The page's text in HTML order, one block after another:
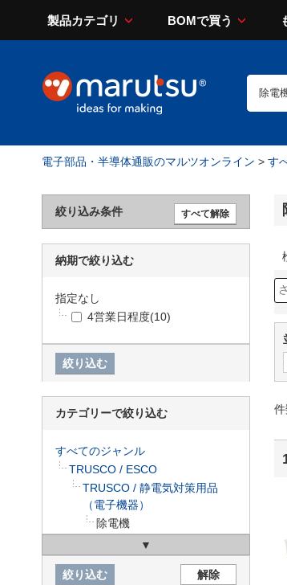
製品カテゴリ BOMで買う
電子部品・半導体通販のマルツオンライン > す
絞り込み条件
納期で絞り込む
指定なし
4営業日程度(10)
カテゴリーで絞り込む
すべてのジャンル
TRUSCO / ESCO
TRUSCO / 静電気対策用品
（電子機器）
除電機